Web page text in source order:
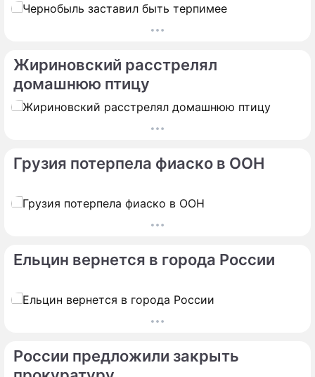
Жириновский расстрелял
домашнюю птицу
Грузия потерпела фиаско в ООН
Ельцин вернется в города России
России предложили закрыть